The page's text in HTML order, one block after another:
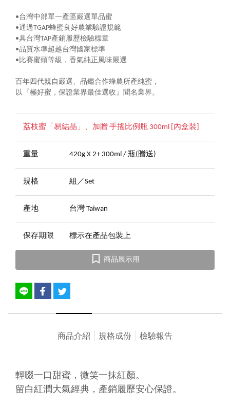
•台灣中部單一產區嚴選單品蜜
•通過TGAP蜂蜜良好農業驗證規範
•具台灣TAP產銷履歷檢驗標章
•品質水準超越台灣國家標準
•比賽蜜頭等級，香氣純正風味嚴選
百年四代親自嚴選、品鑑合作蜂農所產純蜜，
以『極好蜜，保證業界最佳選收』聞名業界。
荔枝蜜「易結晶」、加贈 手搖比例瓶 300ml [內盒裝]
重量 420g X 2+ 300ml / 瓶(贈送)
規格 組／Set
產地 台灣 Taiwan
保存期限 標示在產品包裝上
商品展示用
商品介紹 規格成份 檢驗報告
輕啜一口甜蜜，微笑一抹紅顏。
留白紅潤大氣經典，產銷履歷安心保證。